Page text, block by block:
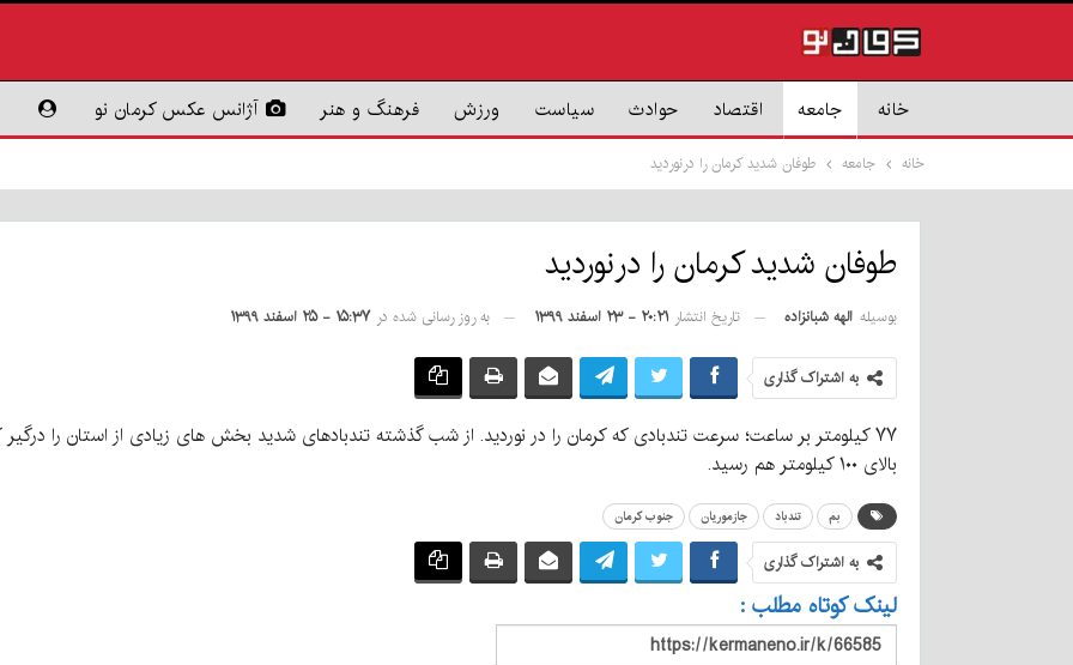
خانه جامعه اقتصاد حوادث سیاست ورزش فرهنگ و هنر آژانس عکس کرمان نو
خانه جامعه طوفان شدید کرمان را درنوردید
طوفان شدید کرمان را درنوردید
بوسیله الهه شبانزاده تاریخ انتشار ۲۰:۲۱ - ۲۳ اسفند ۱۳۹۹ به روز رسانی شده در ۱۵:۳۷ - ۲۵ اسفند ۱۳۹۹
به اشتراک گذاری
۷۷ کیلومتر بر ساعت؛ سرعت تندبادی که کرمان را در نوردید. از شب گذشته تندبادهای شدید بخش های زیادی از استان را
بالای ۱۰۰ کیلومتر هم رسید.
بم تندباد جازموریان جنوب کرمان
به اشتراک گذاری
لینک کوتاه مطلب :